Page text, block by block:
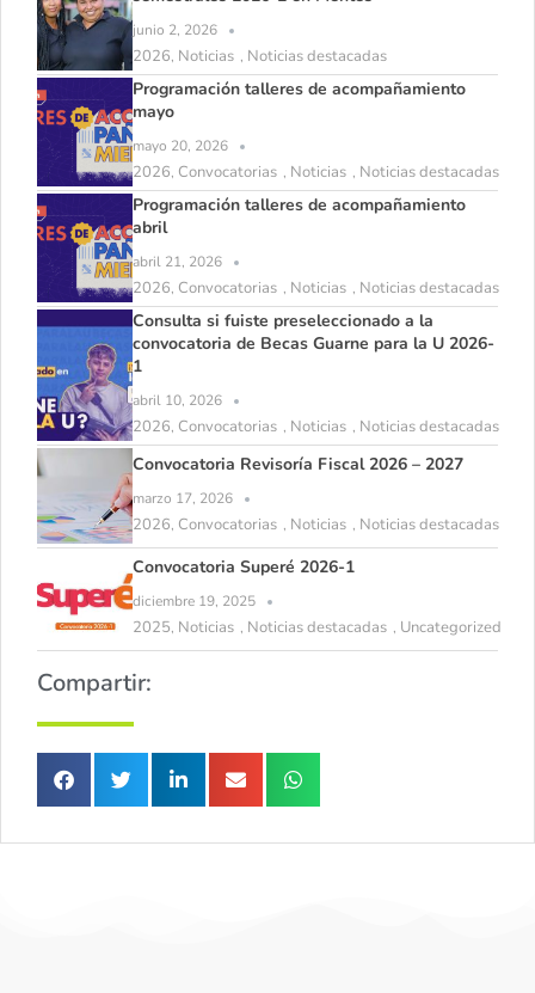
junio 2, 2026
2026, Noticias , Noticias destacadas
Programación talleres de acompañamiento
mayo
mayo 20, 2026
2026, Convocatorias , Noticias , Noticias destacadas
Programación talleres de acompañamiento
abril
abril 21, 2026
2026, Convocatorias , Noticias , Noticias destacadas
Consulta si fuiste preseleccionado a la
convocatoria de Becas Guarne para la U 2026-
1
abril 10, 2026
2026, Convocatorias , Noticias , Noticias destacadas
Convocatoria Revisoría Fiscal 2026 – 2027
marzo 17, 2026
2026, Convocatorias , Noticias , Noticias destacadas
Convocatoria Superé 2026-1
diciembre 19, 2025
2025, Noticias , Noticias destacadas , Uncategorized
Compartir: